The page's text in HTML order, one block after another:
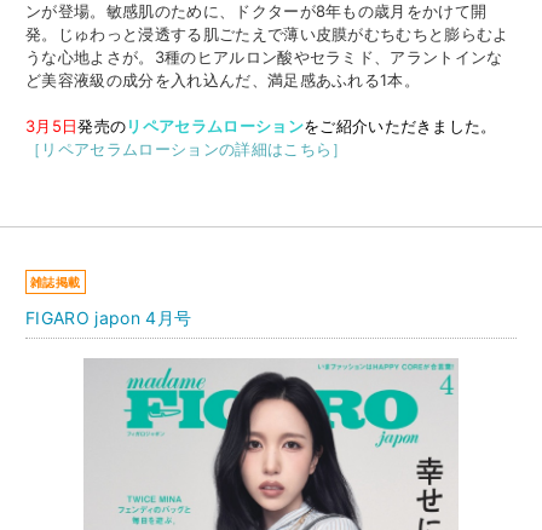
ンが登場。敏感肌のために、ドクターが8年もの歳月をかけて開
発。じゅわっと浸透する肌ごたえで薄い皮膜がむちむちと膨らむよ
うな心地よさが。3種のヒアルロン酸やセラミド、アラントインな
ど美容液級の成分を入れ込んだ、満足感あふれる1本。
3月5日発売のリペアセラムローションをご紹介いただきました。
［リペアセラムローションの詳細はこちら］
雑誌掲載
FIGARO japon 4月号